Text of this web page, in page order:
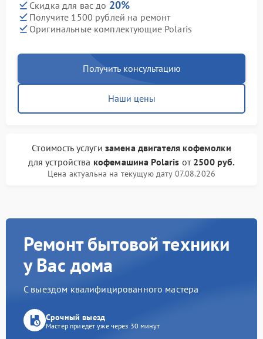
Скидка для вас до 20%
Получите 1500 рублей на ремонт
Оригинальные комплектующие Polaris
Получить консультацию
Наши цены
Стоимость услуги замена двигателя кофемолки
для устройства кофемашина Polaris от 2500 руб.
Цена актуальна на текущую дату 07.08.2026
Ремонт бытовой техники
у Вас дома
С выездом квалифицированного мастера
Срочный выезд
Мастер приедет уже через 30 минут